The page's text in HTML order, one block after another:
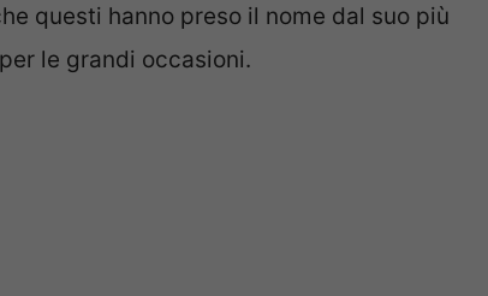
questi hanno preso il nome dal suo più
per le grandi occasioni.